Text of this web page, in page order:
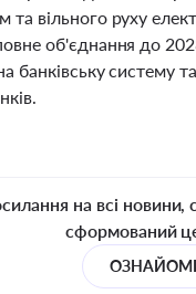
та вільного руху
об'єднання до
банківську систему
на всі новини,
сформований